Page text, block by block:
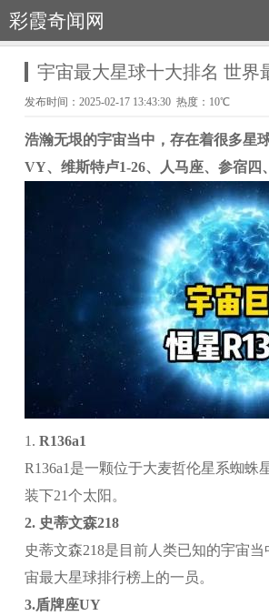
彩霞奇闻网
宇宙最大星球十大排名 世界
发布时间：2025-02-17 13:43:30 热度：10℃
浩瀚无垠的宇宙当中，存在着很多星
VY、维斯特卢1-26、人马座、参宿四
1. R136a1
R136a1是一颗位于大麦哲伦星系蜘蛛
装下21个太阳。
2.史蒂文森218
史蒂文森218是目前人类已知的宇宙
宙最大星球排行榜上的一员。
3.盾牌座UY